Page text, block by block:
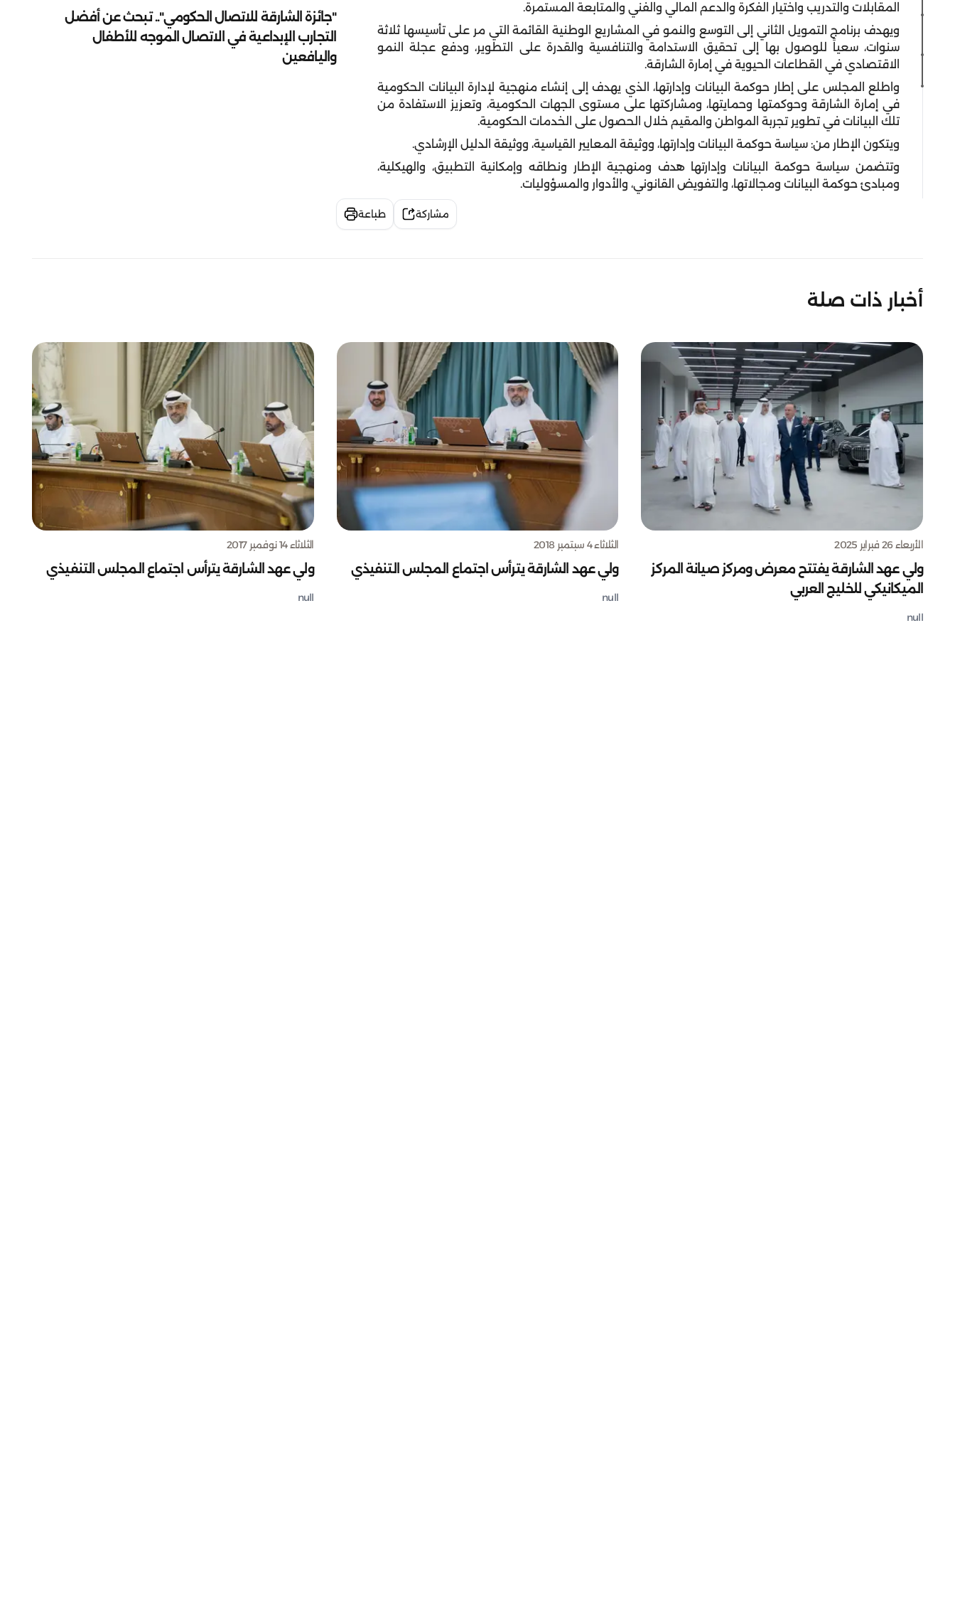
المقابلات والتدريب واختيار الفكرة والدعم المالي والفني والمتابعة المستمرة.
ويهدف برنامج التمويل الثاني إلى التوسع والنمو في المشاريع الوطنية القائمة التي مر على تأسيسها ثلاثة
سنوات، سعياً للوصول بها إلى تحقيق الاستدامة والتنافسية والقدرة على التطوير، ودفع عجلة النمو
الاقتصادي في القطاعات الحيوية في إمارة الشارقة.
واطلع المجلس على إطار حوكمة البيانات وإدارتها، الذي يهدف إلى إنشاء منهجية لإدارة البيانات الحكومية
في إمارة الشارقة وحوكمتها وحمايتها، ومشاركتها على مستوى الجهات الحكومية، وتعزيز الاستفادة من
تلك البيانات في تطوير تجربة المواطن والمقيم خلال الحصول على الخدمات الحكومية.
ويتكون الإطار من: سياسة حوكمة البيانات وإدارتها، ووثيقة المعايير القياسية، ووثيقة الدليل الإرشادي.
وتتضمن سياسة حوكمة البيانات وإدارتها هدف ومنهجية الإطار ونطاقه وإمكانية التطبيق، والهيكلية،
ومبادئ حوكمة البيانات ومجالاتها، والتفويض القانوني، والأدوار والمسؤوليات.
مشاركة طباعة
"جائزة الشارقة للاتصال الحكومي".. تبحث عن أفضل
التجارب الإبداعية في الاتصال الموجه للأطفال
واليافعين
أخبار ذات صلة
الأربعاء 26 فبراير 2025
ولي عهد الشارقة يفتتح معرض ومركز صيانة المركز
الميكانيكي للخليج العربي
null
الثلاثاء 4 سبتمبر 2018
ولي عهد الشارقة يترأس اجتماع المجلس التنفيذي
null
الثلاثاء 14 نوفمبر 2017
ولي عهد الشارقة يترأس اجتماع المجلس التنفيذي
null